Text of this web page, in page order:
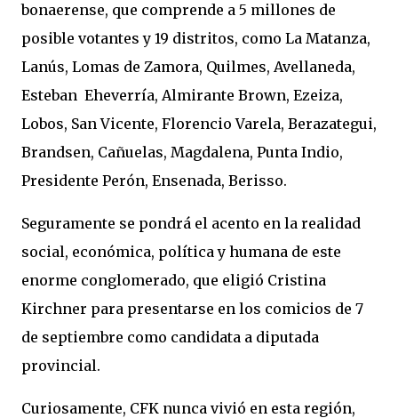
bonaerense, que comprende a 5 millones de
posible votantes y 19 distritos, como La Matanza,
Lanús, Lomas de Zamora, Quilmes, Avellaneda,
Esteban Eheverría, Almirante Brown, Ezeiza,
Lobos, San Vicente, Florencio Varela, Berazategui,
Brandsen, Cañuelas, Magdalena, Punta Indio,
Presidente Perón, Ensenada, Berisso.
Seguramente se pondrá el acento en la realidad
social, económica, política y humana de este
enorme conglomerado, que eligió Cristina
Kirchner para presentarse en los comicios de 7
de septiembre como candidata a diputada
provincial.
Curiosamente, CFK nunca vivió en esta región,